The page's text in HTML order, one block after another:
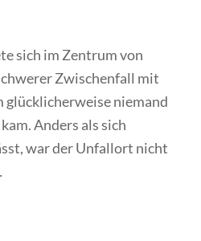
sich im Zentrum von
Zwischenfall mit
glücklicherweise niemand
Anders als sich
war der Unfallort nicht